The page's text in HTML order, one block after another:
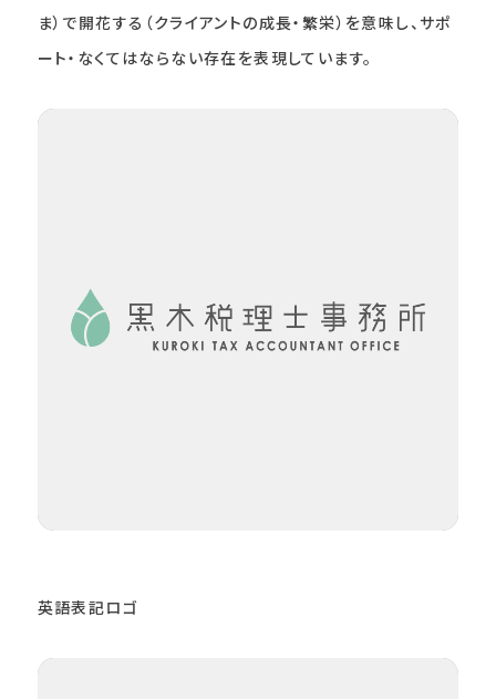
ま）で開花する（クライアントの成長・繁栄）を意味し、サポ
ート・なくてはならない存在を表現しています。
英語表記ロゴ